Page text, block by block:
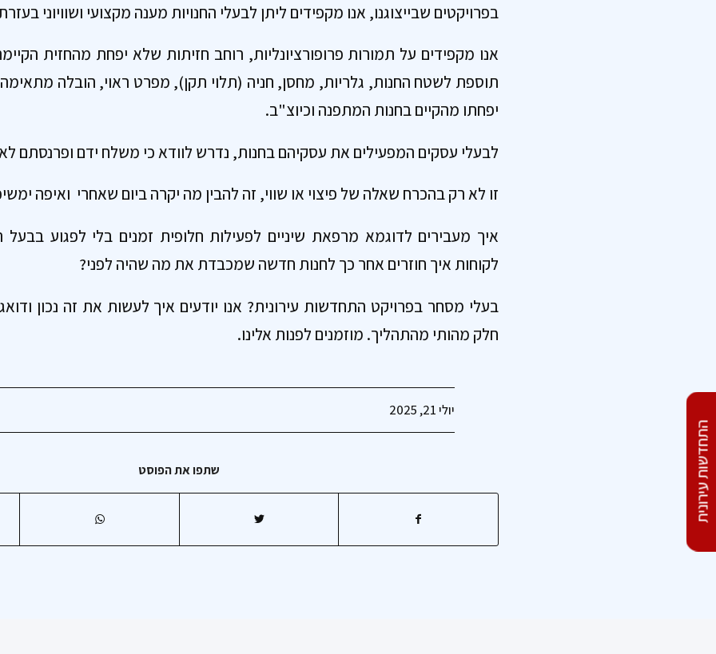
התחדשות עירונית
בפרויקטים שבייצוגנו, אנו מקפידים ליתן לבעלי החנויות מענה מקצועי ושוויוני
אנו מקפידים על תמורות פרופורציונליות, רוחב חזיתות שלא יפחת מהחזית
תוספת לשטח החנות, גלריות, מחסן, חניה (תלוי תקן), מפרט ראוי, הובלה
יפחתו מהקיים בחנות המתפנה וכיוצ"ב.
לבעלי עסקים המפעילים את עסקיהם בחנות, נדרש לוודא כי משלח ידם ופרנסתם
זו לא רק בהכרח שאלה של פיצוי או שווי, זה להבין מה יקרה ביום שאחרי ואיפה
איך מעבירים לדוגמא מרפאת שיניים לפעילות חלופית זמנים בלי לפגוע
לקוחות איך חוזרים אחר כך לחנות חדשה שמכבדת את מה שהיה לפני?
בעלי מסחר בפרויקט התחדשות עירונית? אנו יודעים איך לעשות את זה נכון
חלק מהותי מהתהליך. מוזמנים לפנות אלינו.
יולי 21, 2025
שתפו את הפוסט